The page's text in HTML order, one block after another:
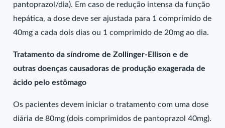
pantoprazol/dia). Em caso de redução intensa da função
hepática, a dose deve ser ajustada para 1 comprimido de
40mg a cada dois dias ou 1 comprimido de 20mg ao dia.
Tratamento da síndrome de Zollinger-Ellison e de
outras doenças causadoras de produção exagerada de
ácido pelo estômago
Os pacientes devem iniciar o tratamento com uma dose
diária de 80mg (dois comprimidos de pantoprazol 40mg).